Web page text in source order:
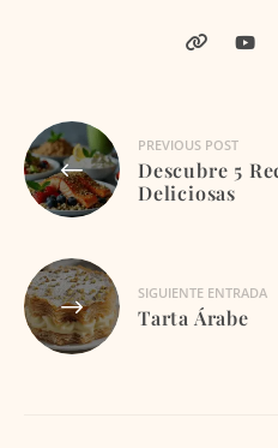
Navegación
de
entradas
PREVIOUS POST
Descubre 5
Deliciosas
SIGUIENTE ENTRADA
Tarta Árabe